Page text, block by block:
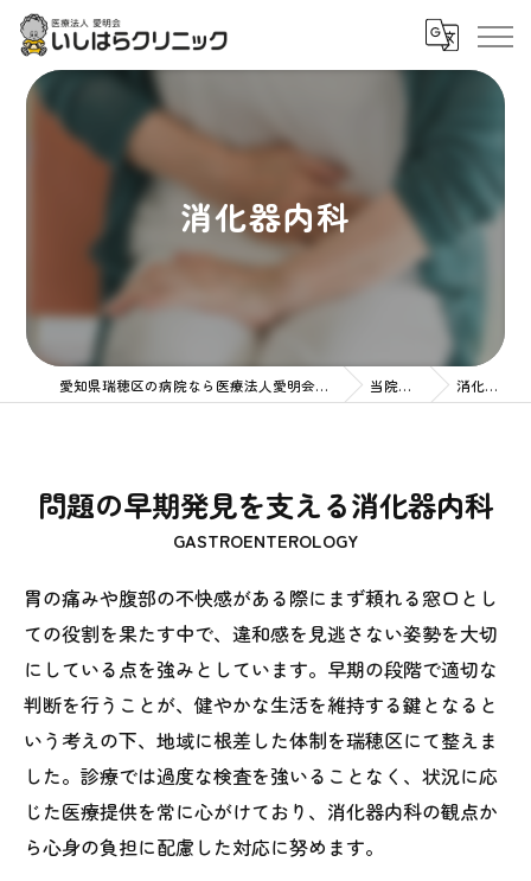
消化器内科
愛知県瑞穂区の病院なら医療法人愛明会いしはらクリニック 当院の特徴 消化器内科
問題の早期発見を支える消化器内科
GASTROENTEROLOGY
胃の痛みや腹部の不快感がある際にまず頼れる窓口とし
ての役割を果たす中で、違和感を見逃さない姿勢を大切
にしている点を強みとしています。早期の段階で適切な
判断を行うことが、健やかな生活を維持する鍵となると
いう考えの下、地域に根差した体制を瑞穂区にて整えま
した。診療では過度な検査を強いることなく、状況に応
じた医療提供を常に心がけており、消化器内科の観点か
ら心身の負担に配慮した対応に努めます。